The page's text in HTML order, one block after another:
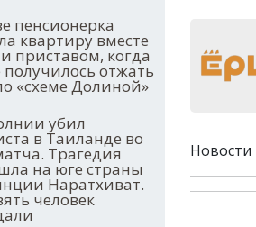
пенсионерка
квартиру вместе
приставом, когда
получилось отжать
«схеме Долиной»
убил
в Таиланде во
Трагедия
на юге страны
Наратхиват.
человек
Новости